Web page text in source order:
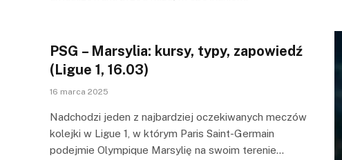
PSG – Marsylia: kursy, typy, zapowiedź
(Ligue 1, 16.03)
16 marca 2025
Nadchodzi jeden z najbardziej oczekiwanych meczów
kolejki w Ligue 1, w którym Paris Saint-Germain
podejmie Olympique Marsylię na swoim terenie…